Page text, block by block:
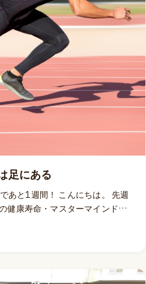
こるのか その原因と解決策」
、15%オフ（合計割引額：
ーは、今週の日曜日、6月21日
ビナーのシリーズは、アーカイ
配信時に受講できない方にも安
す。🎥 ライブ参加者にはNSCA
れます！ バネのように効率的に
ぜひその秘訣を学んでみてくだ
足にある
あと1週間！ こんにちは。 先週
健康寿命・マスターマインド」
を再認識することができた、
会が得られることも素晴らしい